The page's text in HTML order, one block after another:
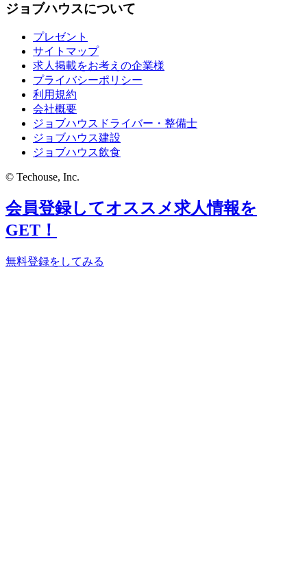
ジョブハウスについて
プレゼント
サイトマップ
求人掲載をお考えの企業様
プライバシーポリシー
利用規約
会社概要
ジョブハウスドライバー・整備士
ジョブハウス建設
ジョブハウス飲食
© Techouse, Inc.
会員登録してオススメ求人情報を
GET！
無料登録をしてみる